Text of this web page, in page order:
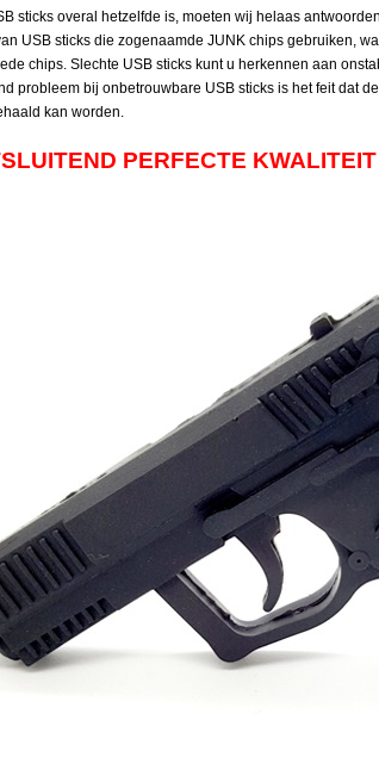
sticks overal hetzelfde is, moeten wij helaas
USB sticks die zogenaamde JUNK chips gebruiken,
chips. Slechte USB sticks kunt u herkennen aan
probleem bij onbetrouwbare USB sticks is het feit dat de
kan worden.
PERFECTE